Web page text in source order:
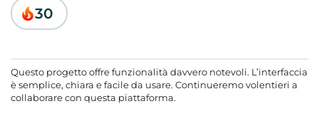
30
Questo progetto offre funzionalità davvero notevoli. L’interfaccia
è semplice, chiara e facile da usare. Continueremo volentieri a
collaborare con questa piattaforma.